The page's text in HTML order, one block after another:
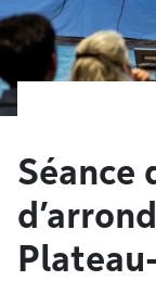
Séance